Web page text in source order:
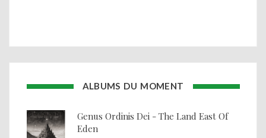
ALBUMS DU MOMENT
Genus Ordinis Dei - The Land East Of
Eden